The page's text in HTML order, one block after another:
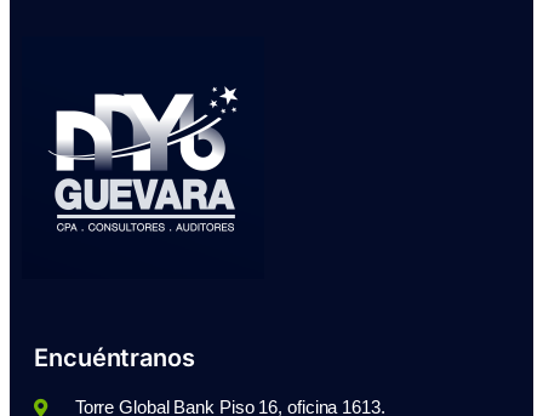
Encuéntranos
Torre Global Bank Piso 16, oficina 1613.